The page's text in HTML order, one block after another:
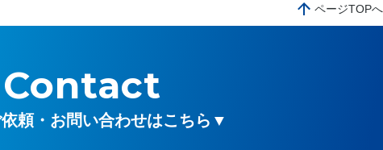
ページTOP
Contact
頼・お問い合わせはこちら▼